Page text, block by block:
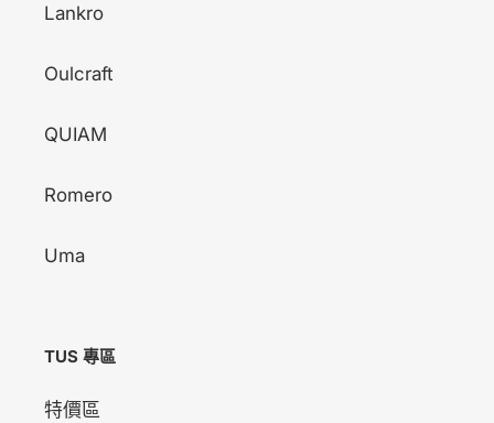
Lankro
Oulcraft
QUIAM
Romero
Uma
TUS 專區
特價區